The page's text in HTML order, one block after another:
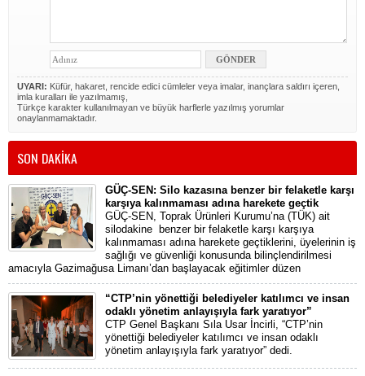
UYARI: Küfür, hakaret, rencide edici cümleler veya imalar, inançlara saldırı içeren,
imla kuralları ile yazılmamış,
Türkçe karakter kullanılmayan ve büyük harflerle yazılmış yorumlar
onaylanmamaktadır.
SON DAKİKA
GÜÇ-SEN: Silo kazasına benzer bir felaketle karşı
karşıya kalınmaması adına harekete geçtik
GÜÇ-SEN, Toprak Ürünleri Kurumu’na (TÜK) ait
silodakine benzer bir felaketle karşı karşıya
kalınmaması adına harekete geçtiklerini, üyelerinin iş
sağlığı ve güvenliği konusunda bilinçlendirilmesi
amacıyla Gazimağusa Limanı’dan başlayacak eğitimler düzen
“CTP’nin yönettiği belediyeler katılımcı ve insan
odaklı yönetim anlayışıyla fark yaratıyor”
CTP Genel Başkanı Sıla Usar İncirli, “CTP’nin
yönettiği belediyeler katılımcı ve insan odaklı
yönetim anlayışıyla fark yaratıyor” dedi.